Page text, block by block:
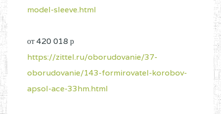
model-sleeve.html
от 420 018 р
https://zittel.ru/oborudovanie/37-
oborudovanie/143-formirovatel-korobov-
apsol-ace-33hm.html